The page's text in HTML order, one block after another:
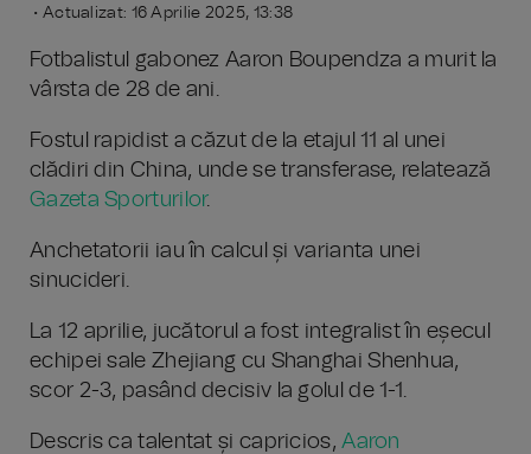
• Actualizat: 16 Aprilie 2025, 13:38
Fotbalistul gabonez Aaron Boupendza a murit la
vârsta de 28 de ani.
Fostul rapidist a căzut de la etajul 11 al unei
clădiri din China, unde se transferase, relatează
Gazeta Sporturilor.
Anchetatorii iau în calcul și varianta unei
sinucideri.
La 12 aprilie, jucătorul a fost integralist în eșecul
echipei sale Zhejiang cu Shanghai Shenhua,
scor 2-3, pasând decisiv la golul de 1-1.
Descris ca talentat și capricios,Aaron